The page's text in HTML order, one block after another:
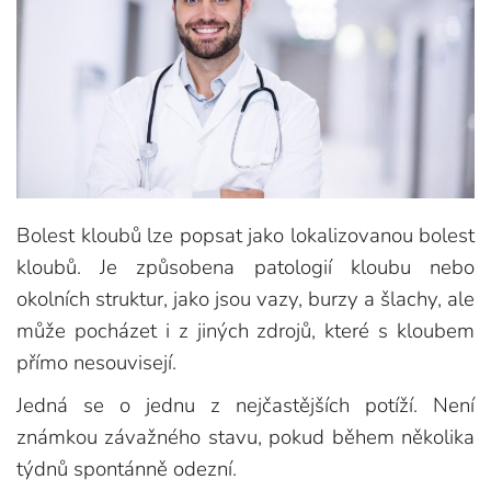
Bolest kloubů lze popsat jako lokalizovanou bolest
kloubů. Je způsobena patologií kloubu nebo
okolních struktur, jako jsou vazy, burzy a šlachy, ale
může pocházet i z jiných zdrojů, které s kloubem
přímo nesouvisejí.
Jedná se o jednu z nejčastějších potíží. Není
známkou závažného stavu, pokud během několika
týdnů spontánně odezní.